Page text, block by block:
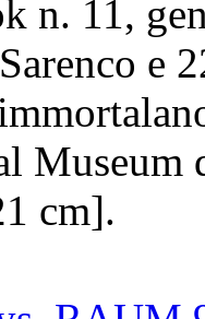
n. 11,
e
Museum
cm].